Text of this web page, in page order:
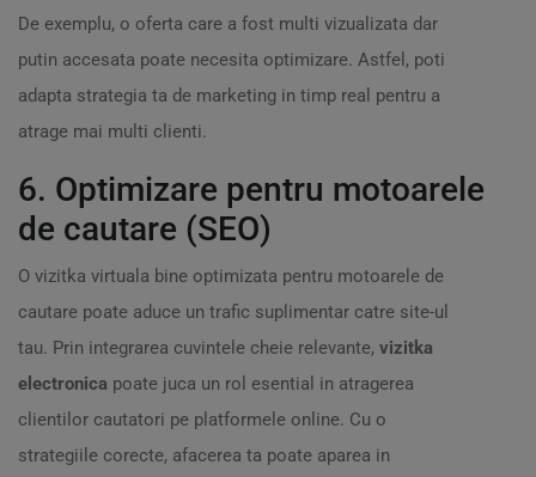
De exemplu, o oferta care a fost multi vizualizata dar
putin accesata poate necesita optimizare. Astfel, poti
adapta strategia ta de marketing in timp real pentru a
atrage mai multi clienti.
6. Optimizare pentru motoarele
de cautare (SEO)
O vizitka virtuala bine optimizata pentru motoarele de
cautare poate aduce un trafic suplimentar catre site-ul
tau. Prin integrarea cuvintele cheie relevante, vizitka
electronica poate juca un rol esential in atragerea
clientilor cautatori pe platformele online. Cu o
strategiile corecte, afacerea ta poate aparea in